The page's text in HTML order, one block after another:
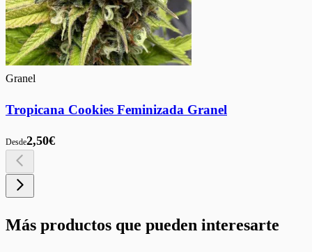
Granel
Tropicana Cookies Feminizada Granel
Desde2,50€
Más productos que pueden interesarte